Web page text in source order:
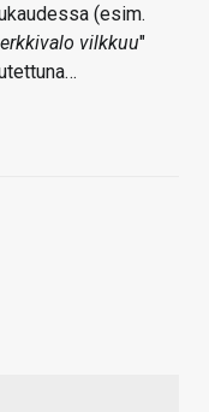
(esim.
vilkkuu"